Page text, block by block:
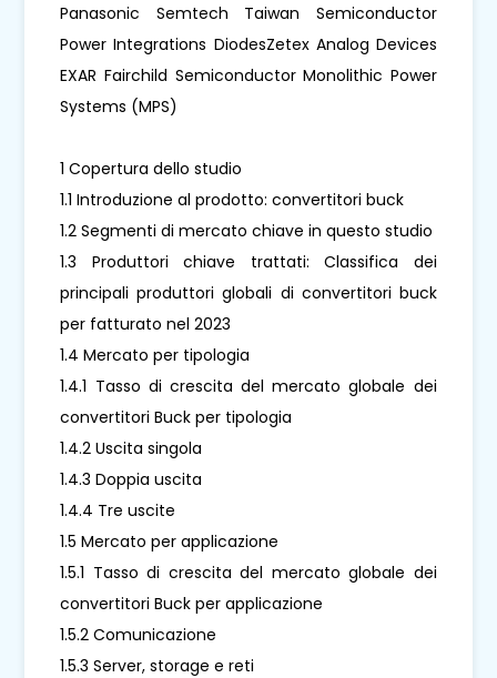
Panasonic Semtech Taiwan Semiconductor
Power Integrations DiodesZetex Analog Devices
EXAR Fairchild Semiconductor Monolithic Power
Systems (MPS)
1 Copertura dello studio
1.1 Introduzione al prodotto: convertitori buck
1.2 Segmenti di mercato chiave in questo studio
1.3 Produttori chiave trattati: Classifica dei
principali produttori globali di convertitori buck
per fatturato nel 2023
1.4 Mercato per tipologia
1.4.1 Tasso di crescita del mercato globale dei
convertitori Buck per tipologia
1.4.2 Uscita singola
1.4.3 Doppia uscita
1.4.4 Tre uscite
1.5 Mercato per applicazione
1.5.1 Tasso di crescita del mercato globale dei
convertitori Buck per applicazione
1.5.2 Comunicazione
1.5.3 Server, storage e reti